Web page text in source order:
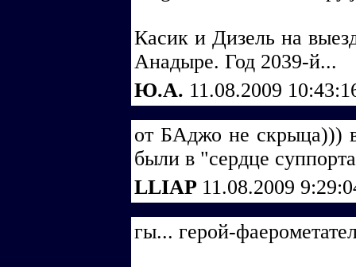
Касик и Дизель на
Анадыре. Год 2039-й...
Ю.А. 11.08.2009
от БАджо не скрыца)))
были в "сердце
LLIAP 11.08.2009
гы... герой-